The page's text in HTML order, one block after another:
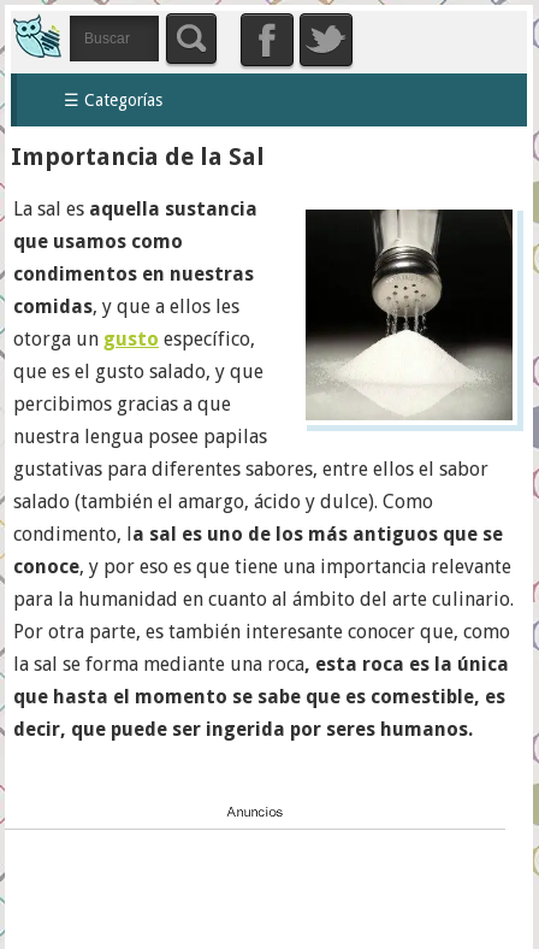
☰ Categorías
Importancia de la Sal
La sal es aquella sustancia
que usamos como
condimentos en nuestras
comidas, y que a ellos les
otorga un gusto específico,
que es el gusto salado, y que
percibimos gracias a que
nuestra lengua posee papilas
gustativas para diferentes sabores, entre ellos el sabor
salado (también el amargo, ácido y dulce). Como
condimento, la sal es uno de los más antiguos que se
conoce, y por eso es que tiene una importancia relevante
para la humanidad en cuanto al ámbito del arte culinario.
Por otra parte, es también interesante conocer que, como
la sal se forma mediante una roca, esta roca es la única
que hasta el momento se sabe que es comestible, es
decir, que puede ser ingerida por seres humanos.